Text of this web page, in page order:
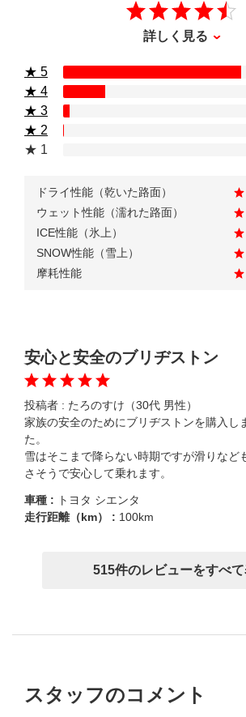
詳しく見る
★ 5
★ 4
★ 3
★ 2
★ 1
ドライ性能（乾いた路面）
ウェット性能（濡れた路面）
ICE性能（氷上）
SNOW性能（雪上）
摩耗性能
安心と安全のブリヂストン
投稿者 : たろのすけ（30代 男性）
家族の安全のためにブリヂストンを購入し
た。
雪はそこまで降らない時期ですが滑りなど
さそうで安心して乗れます。
車種 :
トヨタ シエンタ
走行距離（km） : 100km
515件のレビューをすべ
スタッフのコメント